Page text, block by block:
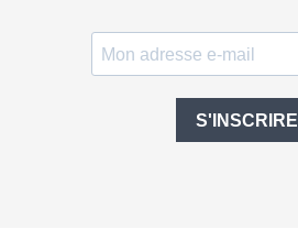
S'INSCRIRE